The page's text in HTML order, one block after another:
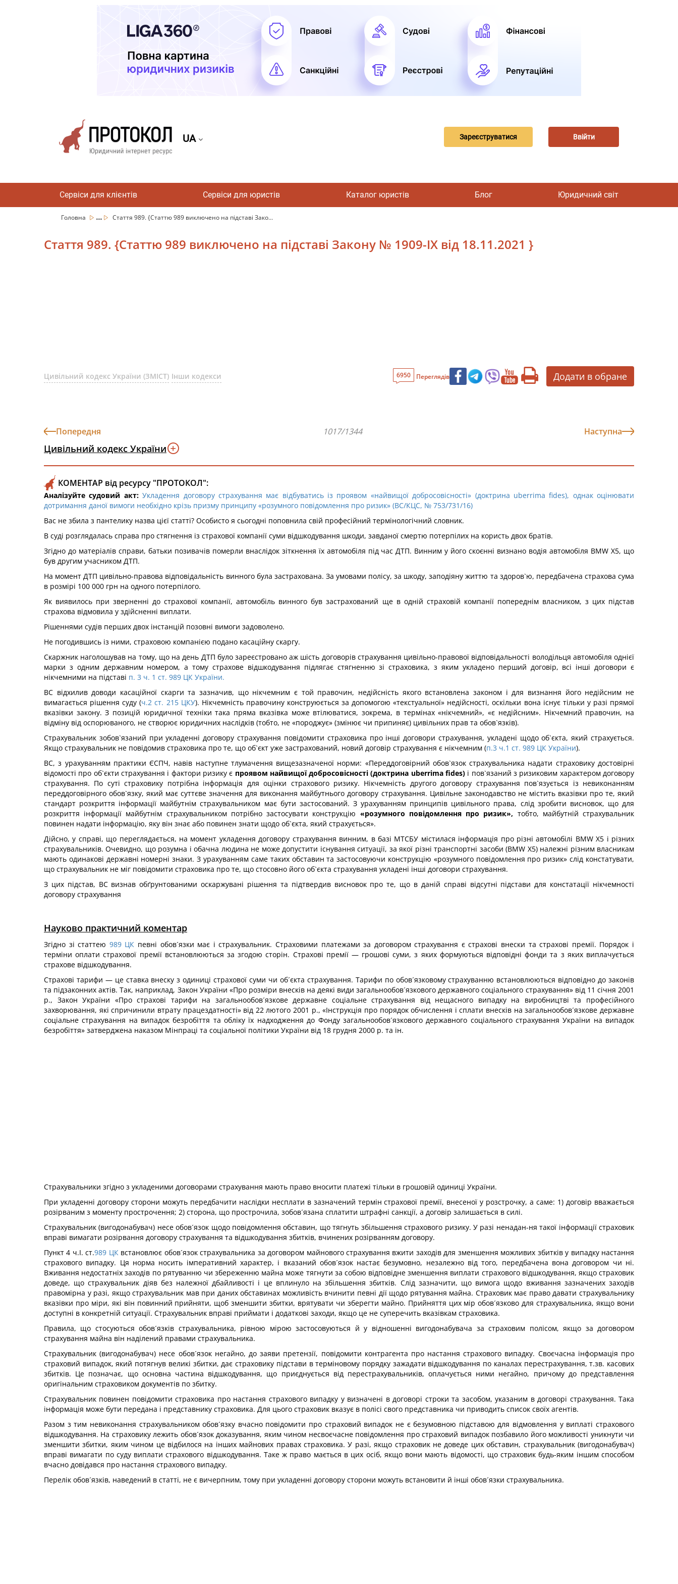
UA Зареєструватися Ввійти
Сервіси для клієнтів Сервіси для юристів Каталог юристів Блог Юридичний світ
Головна ... Стаття 989. {Cтаттю 989 виключено на підставі Зако...
Стаття 989. {Cтаттю 989 виключено на підставі Закону № 1909-IX від 18.11.2021 }
Цивільний кодекс України (ЗМІСТ) Інши кодекси 6950 Переглядів Додати в обране
Попередня 1017/1344 Наступна
Цивільний кодекс України
КОМЕНТАР від ресурсу "ПРОТОКОЛ":
Аналізуйте судовий акт:Укладення договору страхування має відбуватись із проявом «найвищої добросовісності» (доктрина uberrima fides), однак оцінювати
дотримання даної вимоги необхідно крізь призму принципу «розумного повідомлення про ризик» (ВС/КЦС, № 753/731/16)
Вас не збила з пантелику назва цієї статті? Особисто я сьогодні поповнила свій професійний термінологічний словник.
В суді розглядалась справа про стягнення із страхової компанії суми відшкодування шкоди, завданої смертю потерпілих на користь двох братів.
Згідно до матеріалів справи, батьки позивачів померли внаслідок зіткнення їх автомобіля під час ДТП. Винним у його скоєнні визнано водія автомобіля BMW X5, що
був другим учасником ДТП.
На момент ДТП цивільно-правова відповідальність винного була застрахована. За умовами полісу, за шкоду, заподіяну життю та здоров`ю, передбачена страхова сума
в розмірі 100 000 грн на одного потерпілого.
Як виявилось при зверненні до страхової компанії, автомобіль винного був застрахований ще в одній страховій компанії попереднім власником, з цих підстав
страхова відмовила у здійсненні виплати.
Рішеннями судів перших двох інстанцій позовні вимоги задоволено.
Не погодившись із ними, страховою компанією подано касаційну скаргу.
Скаржник наголошував на тому, що на день ДТП було зареєстровано аж шість договорів страхування цивільно-правової відповідальності володільця автомобіля однієї
марки з одним державним номером, а тому страхове відшкодування підлягає стягненню зі страховика, з яким укладено перший договір, всі інші договори є
нікчемними на підставі п. 3 ч. 1 ст. 989 ЦК України.
ВС відхилив доводи касаційної скарги та зазначив, що нікчемним є той правочин, недійсність якого встановлена законом і для визнання його недійсним не
вимагається рішення суду (ч.2 ст. 215 ЦКУ). Нікчемність правочину конструюється за допомогою «текстуальної» недійсності, оскільки вона існує тільки у разі прямої
вказівки закону. З позицій юридичної техніки така пряма вказівка може втілюватися, зокрема, в термінах «нікчемний», «є недійсним». Нікчемний правочин, на
відміну від оспорюваного, не створює юридичних наслідків (тобто, не «породжує» (змінює чи припиняє) цивільних прав та обов`язків).
Страхувальник зобов`язаний при укладенні договору страхування повідомити страховика про інші договори страхування, укладені щодо об`єкта, який страхується.
Якщо страхувальник не повідомив страховика про те, що об`єкт уже застрахований, новий договір страхування є нікчемним (п.3 ч.1 ст. 989 ЦК України).
ВС, з урахуванням практики ЄСПЧ, навів наступне тлумачення вищезазначеної норми: «Переддоговірний обов`язок страхувальника надати страховику достовірні
відомості про об`єкти страхування і фактори ризику є проявом найвищої добросовісності (доктрина uberrima fides) і пов`язаний з ризиковим характером договору
страхування. По суті страховику потрібна інформація для оцінки страхового ризику. Нікчемність другого договору страхування пов`язується із невиконанням
переддоговірного обов`язку, який має суттєве значення для виконання майбутнього договору страхування. Цивільне законодавство не містить вказівки про те, який
стандарт розкриття інформації майбутнім страхувальником має бути застосований. З урахуванням принципів цивільного права, слід зробити висновок, що для
розкриття інформації майбутнім страхувальником потрібно застосувати конструкцію «розумного повідомлення про ризик», тобто, майбутній страхувальник
повинен надати інформацію, яку він знає або повинен знати щодо об`єкта, який страхується».
Дійсно, у справі, що переглядається, на момент укладення договору страхування винним, в базі МТСБУ містилася інформація про різні автомобілі BMW X5 і різних
страхувальників. Очевидно, що розумна і обачна людина не може допустити існування ситуації, за якої різні транспортні засоби (BMW X5) належні різним власникам
мають одинакові державні номерні знаки. З урахуванням саме таких обставин та застосовуючи конструкцію «розумного повідомлення про ризик» слід констатувати,
що страхувальник не міг повідомити страховика про те, що стосовно його об`єкта страхування укладені інші договори страхування.
З цих підстав, ВС визнав обґрунтованими оскаржувані рішення та підтвердив висновок про те, що в даній справі відсутні підстави для констатації нікчемності
договору страхування
Науково практичний коментар
Згідно зі статтею 989 ЦК певні обов´язки має і страхувальник. Страховими платежами за договором страхування є страхові внески та страхові премії. Порядок і
терміни оплати страхової премії встановлюються за згодою сторін. Страхові премії — грошові суми, з яких формуються відповідні фонди та з яких виплачується
страхове відшкодування.
Страхові тарифи — це ставка внеску з одиниці страхової суми чи об´єкта страхування. Тарифи по обов´язковому страхуванню встановлюються відповідно до законів
та підзаконних актів. Так, наприклад, Закон України «Про розміри внесків на деякі види загальнообов´язкового державного соціального страхування» від 11 січня 2001
р., Закон України «Про страхові тарифи на загальнообов´язкове державне соціальне страхування від нещасного випадку на виробництві та професійного
захворювання, які спричинили втрату працездатності» від 22 лютого 2001 р., «Інструкція про порядок обчислення і сплати внесків на загальнообов´язкове державне
соціальне страхування на випадок безробіття та обліку їх надходження до Фонду загальнообов´язкового державного соціального страхування України на випадок
безробіття» затверджена наказом Мінпраці та соціальної політики України від 18 грудня 2000 р. та ін.
Страхувальники згідно з укладеними договорами страхування мають право вносити платежі тільки в грошовій одиниці України.
При укладенні договору сторони можуть передбачити наслідки несплати в зазначений термін страхової премії, внесеної у розстрочку, а саме: 1) договір вважається
розірваним з моменту прострочення; 2) сторона, що прострочила, зобов´язана сплатити штрафні санкції, а договір залишається в силі.
Страхувальник (вигодонабувач) несе обов´язок щодо повідомлення обставин, що тягнуть збільшення страхового ризику. У разі ненадан-ня такої інформації страховик
вправі вимагати розірвання договору страхування та відшкодування збитків, вчинених розірванням договору.
Пункт 4 ч.І. ст.989 ЦКвстановлює обов´язок страхувальника за договором майнового страхування вжити заходів для зменшення можливих збитків у випадку настання
страхового випадку. Ця норма носить імперативний характер, і вказаний обов´язок настає безумовно, незалежно від того, передбачена вона договором чи ні.
Вживання недостатніх заходів по рятуванню чи збереженню майна може тягнути за собою відповідне зменшення виплати страхового відшкодування, якщо страховик
доведе, що страхувальник діяв без належної дбайливості і це вплинуло на збільшення збитків. Слід зазначити, що вимога щодо вживання зазначених заходів
правомірна у разі, якщо страхувальник мав при даних обставинах можливість вчинити певні дії щодо рятування майна. Страховик має право давати страхувальнику
вказівки про міри, які він повинний прийняти, щоб зменшити збитки, врятувати чи зберегти майно. Прийняття цих мір обов´язково для страхувальника, якщо вони
доступні в конкретній ситуації. Страхувальник вправі приймати і додаткові заходи, якщо це не суперечить вказівкам страховика.
Правила, що стосуються обов´язків страхувальника, рівною мірою застосовуються й у відношенні вигодонабувача за страховим полісом, якщо за договором
страхування майна він наділений правами страхувальника.
Страхувальник (вигодонабувач) несе обов´язок негайно, до заяви претензії, повідомити контрагента про настання страхового випадку. Своєчасна інформація про
страховий випадок, який потягнув великі збитки, дає страховику підстави в терміновому порядку зажадати відшкодування по каналах перестрахування, т.зв. касових
збитків. Це позначає, що основна частина відшкодування, що приєднується від перестрахувальників, оплачується ними негайно, причому до представлення
оригінальним страховиком документів по збитку.
Страхувальник повинен повідомити страховика про настання страхового випадку у визначені в договорі строки та засобом, указаним в договорі страхування. Така
інформація може бути передана і представнику страховика. Для цього страховик вказує в полісі свого представника чи приводить список своїх агентів.
Разом з тим невиконання страхувальником обов´язку вчасно повідомити про страховий випадок не є безумовною підставою для відмовлення у виплаті страхового
відшкодування. На страховику лежить обов´язок доказування, яким чином несвоєчасне повідомлення про страховий випадок позбавило його можливості уникнути чи
зменшити збитки, яким чином це відбилося на інших майнових правах страховика. У разі, якщо страховик не доведе цих обставин, страхувальник (вигодонабувач)
вправі вимагати по суду виплати страхового відшкодування. Таке ж право мається в цих осіб, якщо вони мають відомості, що страховик будь-яким іншим способом
вчасно довідався про настання страхового випадку.
Перелік обов´язків, наведений в статті, не є вичерпним, тому при укладенні договору сторони можуть встановити й інші обов´язки страхувальника.